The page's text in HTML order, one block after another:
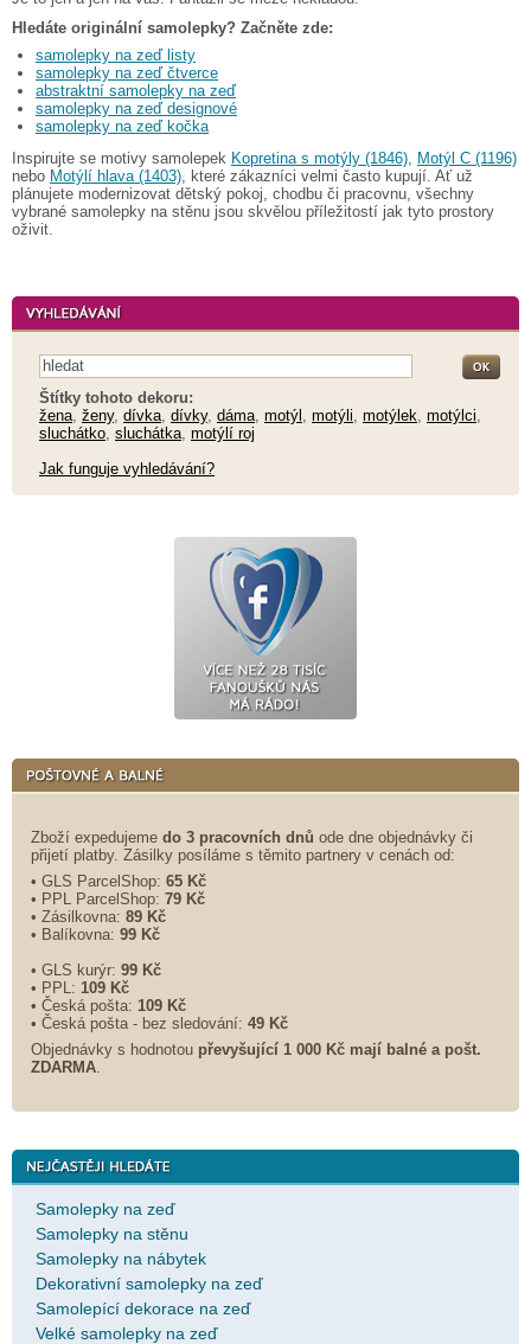
Hledáte originální samolepky? Začněte zde:
samolepky na zeď listy
samolepky na zeď čtverce
abstraktní samolepky na zeď
samolepky na zeď designové
samolepky na zeď kočka
Inspirujte se motivy samolepek Kopretina s motýly (1846)
Motýl C (1196)
nebo Motýlí hlava (1403) , které zákazníci velmi často kupují. Ať už
plánujete modernizovat dětský pokoj, chodbu či pracovnu, všechny
vybrané samolepky na stěnu jsou skvělou příležitostí jak tyto prostory
oživit.
Štítky tohoto dekoru:
žena ženy, dívka dívky, dáma motýl motýli motýlek motýlci
sluchátko sluchátka motýlí roj
Jak funguje vyhledávání?
Zboží expedujeme do 3 pracovních dnů ode dne objednávky či
přijetí platby. Zásilky posíláme s těmito partnery v cenách od:
• GLS ParcelShop: 65 Kč
• PPL ParcelShop: 79 Kč
• Zásilkovna: 89 Kč
• Balíkovna: 99 Kč
• GLS kurýr: 99 Kč
• PPL: 109 Kč
• Česká pošta: 109 Kč
• Česká pošta - bez sledování: 49 Kč
Objednávky s hodnotou převyšující 1 000 Kč mají balné a pošt.
ZDARMA
Samolepky na zeď
Samolepky na stěnu
Samolepky na nábytek
Dekorativní samolepky na zeď
Samolepící dekorace na zeď
Velké samolepky na zeď